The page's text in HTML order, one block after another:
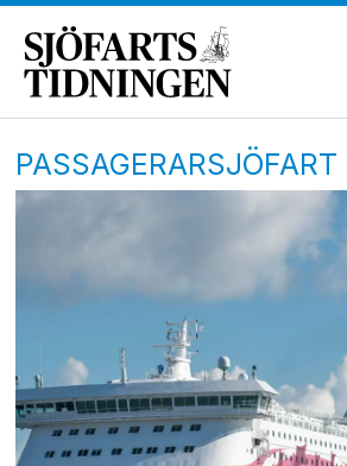
PASSAGERARSJÖFART